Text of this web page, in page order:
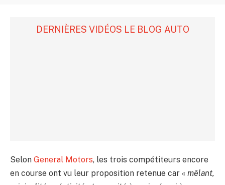
DERNIÈRES VIDÉOS LE BLOG AUTO
Selon General Motors, les trois compétiteurs encore
en course ont vu leur proposition retenue car « mêlant,